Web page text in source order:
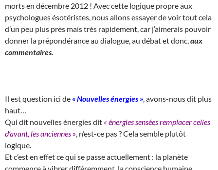
morts en décembre 2012 ! Avec cette logique propre aux
psychologues ésotéristes, nous allons essayer de voir tout cela
d’un peu plus près mais très rapidement, car j’aimerais pouvoir
donner la prépondérance au dialogue, au débat et donc, aux
commentaires.
Il est question ici de « Nouvelles énergies » , avons-nous dit plus
haut…
Qui dit nouvelles énergies dit « énergies sensées remplacer celles
d’avant, les anciennes » , n’est-ce pas ? Cela semble plutôt
logique.
Et c’est en effet ce qui se passe actuellement : la planète
commence à vibrer différemment, la conscience humaine